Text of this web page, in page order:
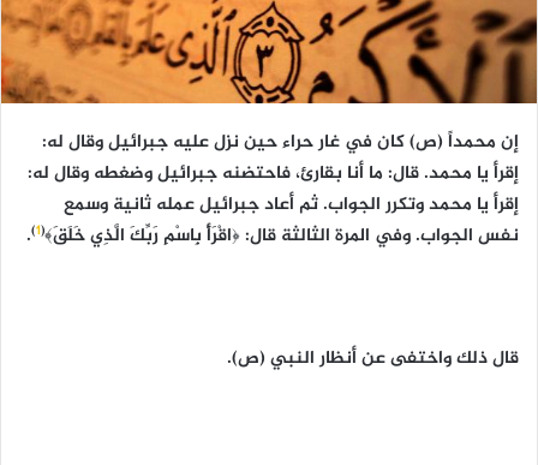
إن محمداً (ص) كان في غار حراء حين نزل عليه جبرائيل وقال له:
إقرأ يا محمد. قال: ما أنا بقارئ، فاحتضنه جبرائيل وضغطه وقال له:
إقرأ يا محمد وتكرر الجواب. ثم أعاد جبرائيل عمله ثانية وسمع
نفس الجواب. وفي المرة الثالثة قال: ﴿اقْرَأْ بِاسْمِ رَبِّكَ الَّذِي خَلَقَ﴾(
1
)
.
قال ذلك واختفى عن أنظار النبي (ص).